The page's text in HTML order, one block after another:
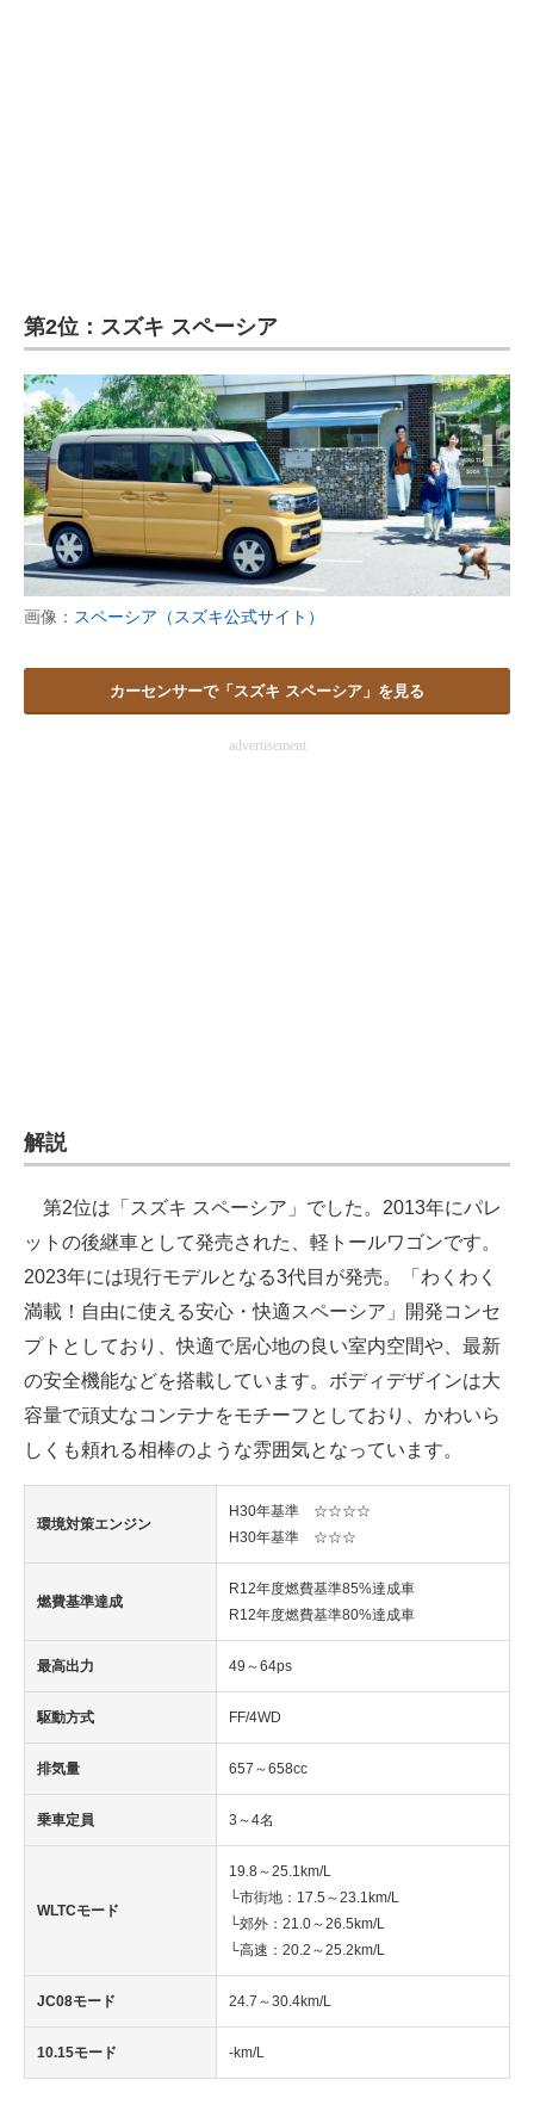
第2位：スズキ スペーシア
画像： スペーシア（スズキ公式サイト）
カーセンサーで「スズキ スペーシア」を見る
advertisement
解説
第2位は「スズキ スペーシア」でした。2013年にパレ
ットの後継車として発売された、軽トールワゴンです。
2023年には現行モデルとなる3代目が発売。「わくわく
満載！自由に使える安心・快適スペーシア」開発コンセ
プトとしており、快適で居心地の良い室内空間や、最新
の安全機能などを搭載しています。ボディデザインは大
容量で頑丈なコンテナをモチーフとしており、かわいら
しくも頼れる相棒のような雰囲気となっています。
環境対策エンジン
H30年基準 ☆☆☆☆
H30年基準 ☆☆☆
燃費基準達成
R12年度燃費基準85%達成車
R12年度燃費基準80%達成車
最高出力 49～64ps
駆動方式 FF/4WD
排気量 657～658cc
乗車定員 3～4名
WLTCモード
19.8～25.1km/L
└市街地：17.5～23.1km/L
└郊外：21.0～26.5km/L
└高速：20.2～25.2km/L
JC08モード 24.7～30.4km/L
10.15モード -km/L